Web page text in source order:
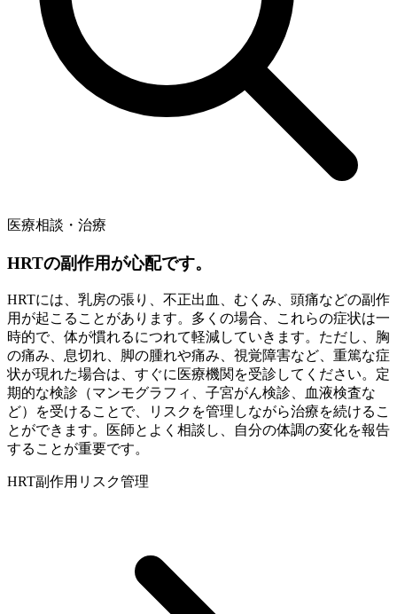
医療相談・治療
HRTの副作用が心配です。
HRTには、乳房の張り、不正出血、むくみ、頭痛などの副作
用が起こることがあります。多くの場合、これらの症状は一
時的で、体が慣れるにつれて軽減していきます。ただし、胸
の痛み、息切れ、脚の腫れや痛み、視覚障害など、重篤な症
状が現れた場合は、すぐに医療機関を受診してください。定
期的な検診（マンモグラフィ、子宮がん検診、血液検査な
ど）を受けることで、リスクを管理しながら治療を続けるこ
とができます。医師とよく相談し、自分の体調の変化を報告
することが重要です。
HRT副作用 リスク管理